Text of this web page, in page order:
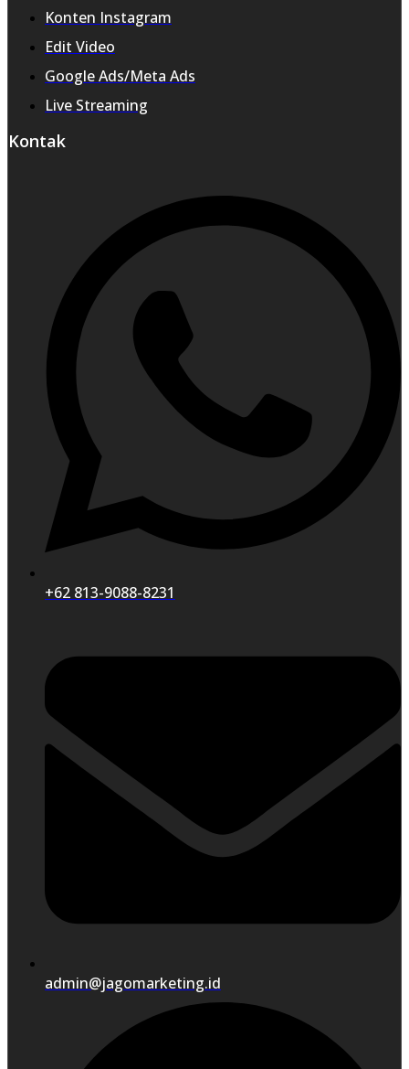
Konten Instagram
Edit Video
Google Ads/Meta Ads
Live Streaming
Kontak
+62 813-9088-8231
admin@jagomarketing.id